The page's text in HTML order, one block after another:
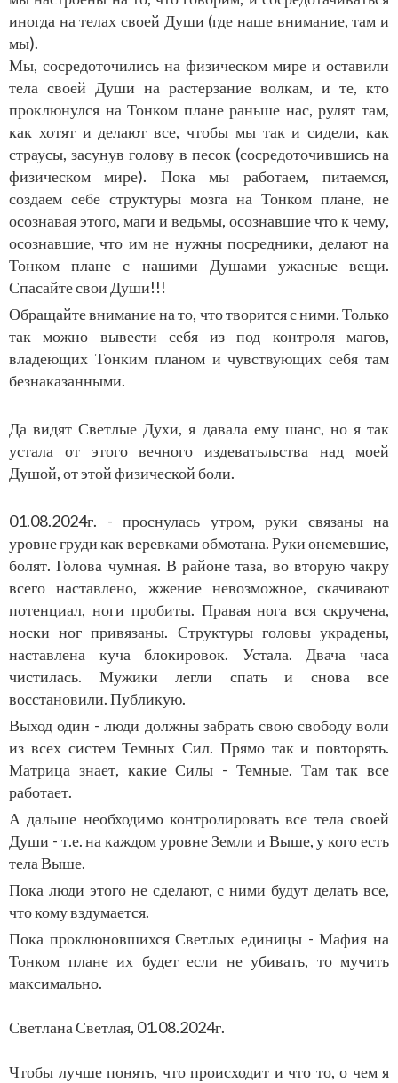
иногда на телах своей Души (где наше внимание, там и
мы).
Мы, сосредоточились на физическом мире и оставили
тела своей Души на растерзание волкам, и те, кто
проклюнулся на Тонком плане раньше нас, рулят там,
как хотят и делают все, чтобы мы так и сидели, как
страусы, засунув голову в песок (сосредоточившись на
физическом мире). Пока мы работаем, питаемся,
создаем себе структуры мозга на Тонком плане, не
осознавая этого, маги и ведьмы, осознавшие что к чему,
осознавшие, что им не нужны посредники, делают на
Тонком плане с нашими Душами ужасные вещи.
Спасайте свои Души!!!
Обращайте внимание на то, что творится с ними. Только
так можно вывести себя из под контроля магов,
владеющих Тонким планом и чувствующих себя там
безнаказанными.
Да видят Светлые Духи, я давала ему шанс, но я так
устала от этого вечного издеватьльства над моей
Душой, от этой физической боли.
01.08.2024г. - проснулась утром, руки связаны на
уровне груди как веревками обмотана. Руки онемевшие,
болят. Голова чумная. В районе таза, во вторую чакру
всего наставлено, жжение невозможное, скачивают
потенциал, ноги пробиты. Правая нога вся скручена,
носки ног привязаны. Структуры головы украдены,
наставлена куча блокировок. Устала. Двача часа
чистилась. Мужики легли спать и снова все
восстановили. Публикую.
Выход один - люди должны забрать свою свободу воли
из всех систем Темных Сил. Прямо так и повторять.
Матрица знает, какие Силы - Темные. Там так все
работает.
А дальше необходимо контролировать все тела своей
Души - т.е. на каждом уровне Земли и Выше, у кого есть
тела Выше.
Пока люди этого не сделают, с ними будут делать все,
что кому вздумается.
Пока проклюновшихся Светлых единицы - Мафия на
Тонком плане их будет если не убивать, то мучить
максимально.
Светлана Светлая, 01.08.2024г.
Чтобы лучше понять, что происходит и что то, о чем я